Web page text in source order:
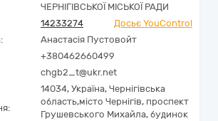
ЧЕРНІГІВСЬКОЇ МІСЬКОЇ РАДИ
14233274
Досьє YouControl
Анастасія Пустовойт
+380462660499
chgb2_t@ukr.net
14034, Україна, Чернігівська
область,місто Чернігів, проспект
Грушевського Михайла, будинок